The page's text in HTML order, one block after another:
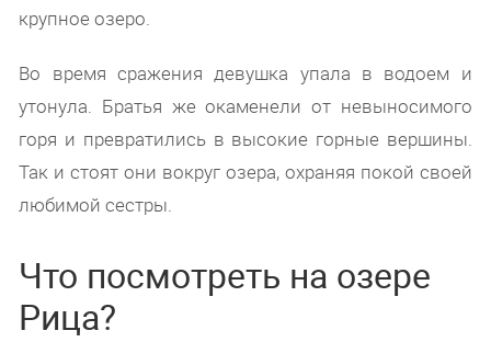
крупное озеро.
Во время сражения девушка упала в водоем и
утонула. Братья же окаменели от невыносимого
горя и превратились в высокие горные вершины.
Так и стоят они вокруг озера, охраняя покой своей
любимой сестры.
Что посмотреть на озере
Рица?